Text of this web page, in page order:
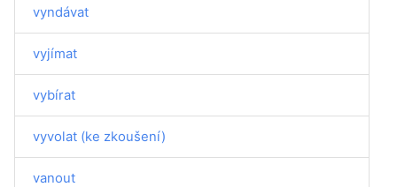
vyndávat
vyjímat
vybírat
vyvolat (ke zkoušení)
vanout